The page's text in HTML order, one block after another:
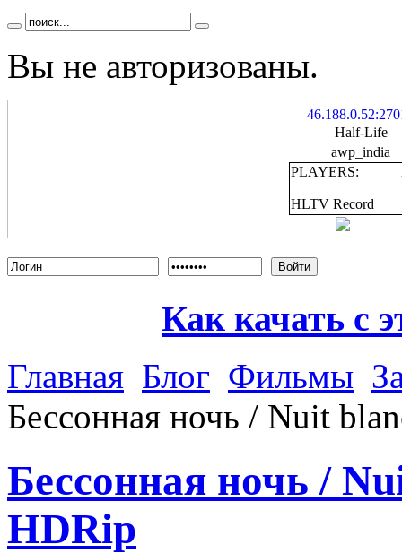
Вы не авторизованы.
Half-Life
awp_india
PLAYERS:
HLTV Record
Войти
Как качать с
Главная Блог Фильмы
Бессонная ночь / Nuit
Бессонная ночь /
HDRip